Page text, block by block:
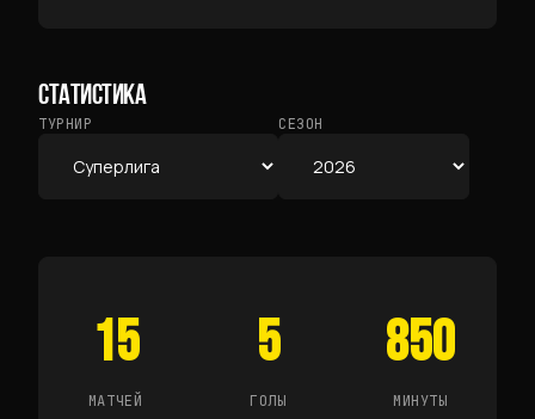
СТАТИСТИКА
ТУРНИР СЕЗОН
15
МАТЧЕЙ
5
ГОЛЫ
850
МИНУТЫ